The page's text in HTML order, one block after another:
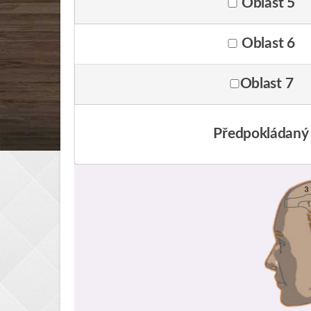
Oblast 5
Oblast 6
Oblast 7
Předpokládaný